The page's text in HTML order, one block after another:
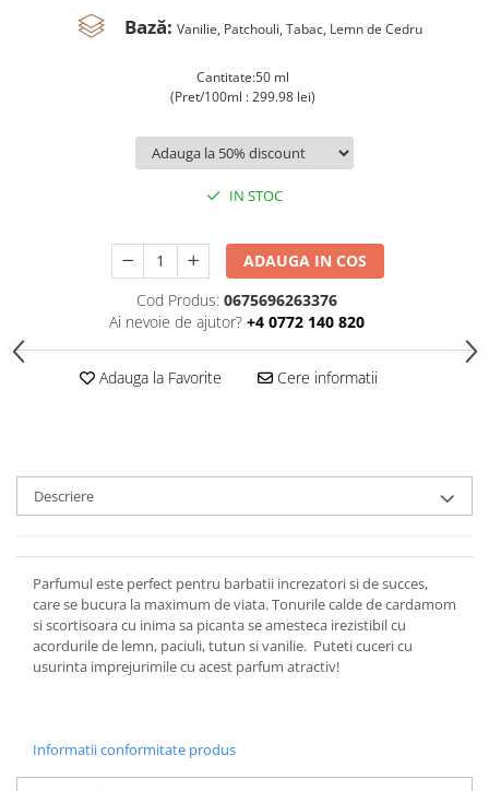
Bază: Vanilie, Patchouli, Tabac, Lemn de Cedru
Cantitate:50 ml
(Pret/100ml : 299.98 lei)
IN STOC
ADAUGA IN COS
Cod Produs: 0675696263376
Ai nevoie de ajutor? +4 0772 140 820
Adauga la Favorite Cere informatii
Descriere
Parfumul este perfect pentru barbatii increzatori si de succes,
care se bucura la maximum de viata. Tonurile calde de cardamom
si scortisoara cu inima sa picanta se amesteca irezistibil cu
acordurile de lemn, paciuli, tutun si vanilie. Puteti cuceri cu
usurinta imprejurimile cu acest parfum atractiv!
Informatii conformitate produs